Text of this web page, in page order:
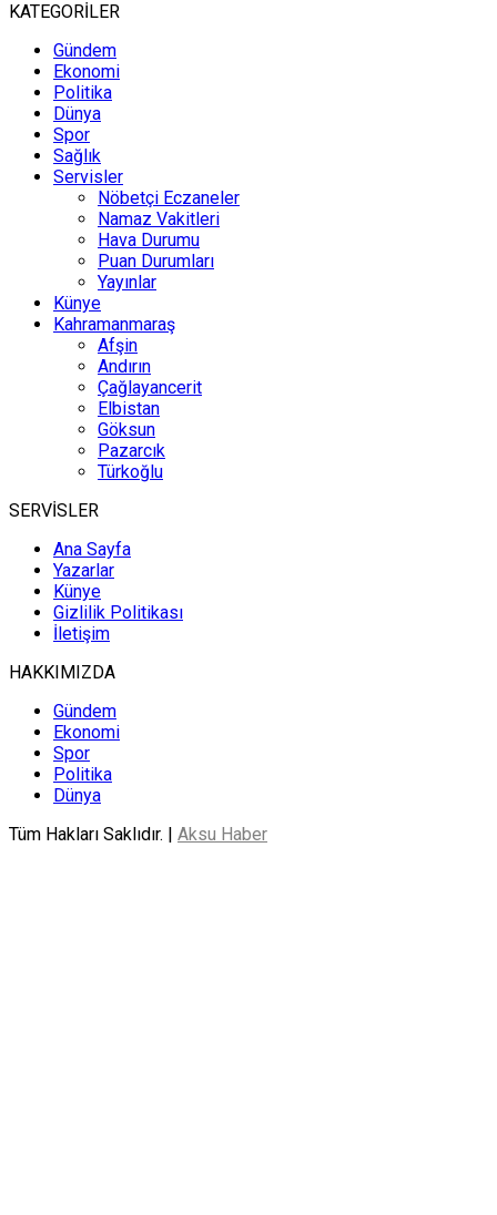
KATEGORİLER
Gündem
Ekonomi
Politika
Dünya
Spor
Sağlık
Servisler
Nöbetçi Eczaneler
Namaz Vakitleri
Hava Durumu
Puan Durumları
Yayınlar
Künye
Kahramanmaraş
Afşin
Andırın
Çağlayancerit
Elbistan
Göksun
Pazarcık
Türkoğlu
SERVİSLER
Ana Sayfa
Yazarlar
Künye
Gizlilik Politikası
İletişim
HAKKIMIZDA
Gündem
Ekonomi
Spor
Politika
Dünya
Tüm Hakları Saklıdır. | Aksu Haber